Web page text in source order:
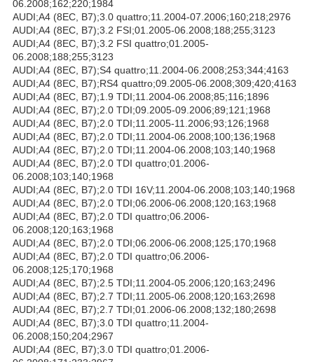
06.2008;162;220;1984
AUDI;A4 (8EC, B7);3.0 quattro;11.2004-07.2006;160;218;2976
AUDI;A4 (8EC, B7);3.2 FSI;01.2005-06.2008;188;255;3123
AUDI;A4 (8EC, B7);3.2 FSI quattro;01.2005-
06.2008;188;255;3123
AUDI;A4 (8EC, B7);S4 quattro;11.2004-06.2008;253;344;4163
AUDI;A4 (8EC, B7);RS4 quattro;09.2005-06.2008;309;420;4163
AUDI;A4 (8EC, B7);1.9 TDI;11.2004-06.2008;85;116;1896
AUDI;A4 (8EC, B7);2.0 TDI;09.2005-09.2006;89;121;1968
AUDI;A4 (8EC, B7);2.0 TDI;11.2005-11.2006;93;126;1968
AUDI;A4 (8EC, B7);2.0 TDI;11.2004-06.2008;100;136;1968
AUDI;A4 (8EC, B7);2.0 TDI;11.2004-06.2008;103;140;1968
AUDI;A4 (8EC, B7);2.0 TDI quattro;01.2006-
06.2008;103;140;1968
AUDI;A4 (8EC, B7);2.0 TDI 16V;11.2004-06.2008;103;140;1968
AUDI;A4 (8EC, B7);2.0 TDI;06.2006-06.2008;120;163;1968
AUDI;A4 (8EC, B7);2.0 TDI quattro;06.2006-
06.2008;120;163;1968
AUDI;A4 (8EC, B7);2.0 TDI;06.2006-06.2008;125;170;1968
AUDI;A4 (8EC, B7);2.0 TDI quattro;06.2006-
06.2008;125;170;1968
AUDI;A4 (8EC, B7);2.5 TDI;11.2004-05.2006;120;163;2496
AUDI;A4 (8EC, B7);2.7 TDI;11.2005-06.2008;120;163;2698
AUDI;A4 (8EC, B7);2.7 TDI;01.2006-06.2008;132;180;2698
AUDI;A4 (8EC, B7);3.0 TDI quattro;11.2004-
06.2008;150;204;2967
AUDI;A4 (8EC, B7);3.0 TDI quattro;01.2006-